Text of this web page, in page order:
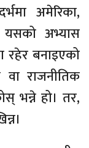
अमेरिका,
यसको अभ्यास
रहेर बनाइएको
राजनीतिक
भन्ने हो। तर,